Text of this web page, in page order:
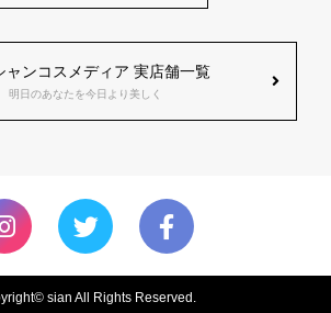
ャンコスメディア 実店舗一覧
明日のあなたを今日より美しく
sian All Rights Reserved.